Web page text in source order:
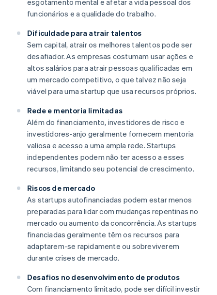
esgotamento mental e afetar a vida pessoal dos
funcionários e a qualidade do trabalho.
Dificuldade para atrair talentos
Sem capital, atrair os melhores talentos pode ser
desafiador. As empresas costumam usar ações e
altos salários para atrair pessoas qualificadas em
um mercado competitivo, o que talvez não seja
viável para uma startup que usa recursos próprios.
Rede e mentoria limitadas
Além do financiamento, investidores de risco e
investidores-anjo geralmente fornecem mentoria
valiosa e acesso a uma ampla rede. Startups
independentes podem não ter acesso a esses
recursos, limitando seu potencial de crescimento.
Riscos de mercado
As startups autofinanciadas podem estar menos
preparadas para lidar com mudanças repentinas no
mercado ou aumento da concorrência. As startups
financiadas geralmente têm os recursos para
adaptarem-se rapidamente ou sobreviverem
durante crises de mercado.
Desafios no desenvolvimento de produtos
Com financiamento limitado, pode ser difícil investir